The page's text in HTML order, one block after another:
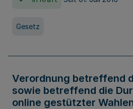
Gesetz
Verordnung betreffend
sowie betreffend die
online gestützter